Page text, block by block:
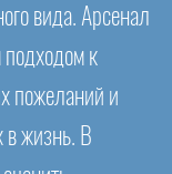
вида. Арсенал
к
пожеланий и
в жизнь. В